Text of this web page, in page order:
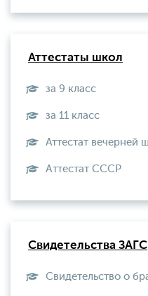
Аттестаты школ
за 9 класс
за 11 класс
Аттестат вечерней
Aттестат СССР
Свидетельства ЗАГС
Свидетельство о